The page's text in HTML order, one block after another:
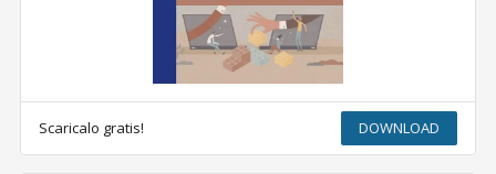
Scaricalo gratis! DOWNLOAD